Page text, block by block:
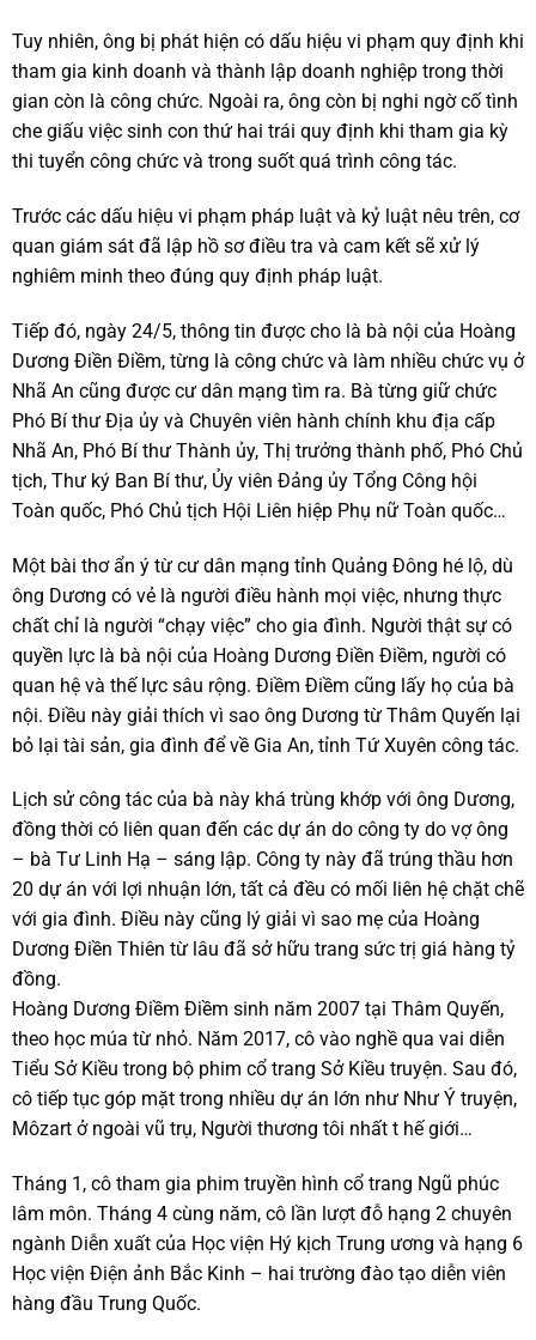
Tuy nhiên, ông bị phát hiện có dấu hiệu vi phạm quy định khi
tham gia kinh doanh và thành lập doanh nghiệp trong thời
gian còn là công chức. Ngoài ra, ông còn bị nghi ngờ cố tình
che giấu việc sinh con thứ hai trái quy định khi tham gia kỳ
thi tuyển công chức và trong suốt quá trình công tác.
Trước các dấu hiệu vi phạm pháp luật và kỷ luật nêu trên, cơ
quan giám sát đã lập hồ sơ điều tra và cam kết sẽ xử lý
nghiêm minh theo đúng quy định pháp luật.
Tiếp đó, ngày 24/5, thông tin được cho là bà nội của Hoàng
Dương Điền Điềm, từng là công chức và làm nhiều chức vụ ở
Nhã An cũng được cư dân mạng tìm ra. Bà từng giữ chức
Phó Bí thư Địa ủy và Chuyên viên hành chính khu địa cấp
Nhã An, Phó Bí thư Thành ủy, Thị trưởng thành phố, Phó Chủ
tịch, Thư ký Ban Bí thư, Ủy viên Đảng ủy Tổng Công hội
Toàn quốc, Phó Chủ tịch Hội Liên hiệp Phụ nữ Toàn quốc…
Một bài thơ ẩn ý từ cư dân mạng tỉnh Quảng Đông hé lộ, dù
ông Dương có vẻ là người điều hành mọi việc, nhưng thực
chất chỉ là người “chạy việc” cho gia đình. Người thật sự có
quyền lực là bà nội của Hoàng Dương Điền Điềm, người có
quan hệ và thế lực sâu rộng. Điềm Điềm cũng lấy họ của bà
nội. Điều này giải thích vì sao ông Dương từ Thâm Quyến lại
bỏ lại tài sản, gia đình để về Gia An, tỉnh Tứ Xuyên công tác.
Lịch sử công tác của bà này khá trùng khớp với ông Dương,
đồng thời có liên quan đến các dự án do công ty do vợ ông
– bà Tư Linh Hạ – sáng lập. Công ty này đã trúng thầu hơn
20 dự án với lợi nhuận lớn, tất cả đều có mối liên hệ chặt chẽ
với gia đình. Điều này cũng lý giải vì sao mẹ của Hoàng
Dương Điền Thiên từ lâu đã sở hữu trang sức trị giá hàng tỷ
đồng.
Hoàng Dương Điềm Điềm sinh năm 2007 tại Thâm Quyến,
theo học múa từ nhỏ. Năm 2017, cô vào nghề qua vai diễn
Tiểu Sở Kiều trong bộ phim cổ trang Sở Kiều truyện. Sau đó,
cô tiếp tục góp mặt trong nhiều dự án lớn như Như Ý truyện,
Môzart ở ngoài vũ trụ, Người thương tôi nhất t hế giới…
Tháng 1, cô tham gia phim truyền hình cổ trang Ngũ phúc
lâm môn. Tháng 4 cùng năm, cô lần lượt đỗ hạng 2 chuyên
ngành Diễn xuất của Học viện Hý kịch Trung ương và hạng 6
Học viện Điện ảnh Bắc Kinh – hai trường đào tạo diễn viên
hàng đầu Trung Quốc.